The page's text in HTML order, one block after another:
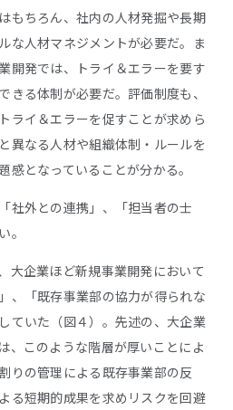
もちろん、社内の人材発掘や長期
な人材マネジメントが必要だ。ま
開発では、トライ＆エラーを要す
きる体制が必要だ。評価制度も、
ライ＆エラーを促すことが求めら
異なる人材や組織体制・ルールを
感となっていることが分かる。
社外との連携」、「担当者の士
。
大企業ほど新規事業開発において
、「既存事業部の協力が得られな
ていた（図４）。先述の、大企業
、このような階層が厚いことによ
りの管理による既存事業部の反
る短期的成果を求めリスクを回避